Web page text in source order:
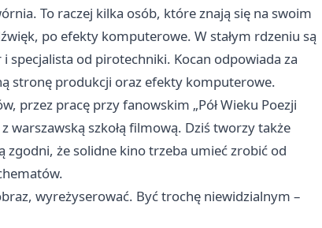
To raczej kilka osób, które znają się na swoim
po efekty komputerowe. W stałym rdzeniu są
od pirotechniki. Kocan odpowiada za
stronę produkcji oraz efekty komputerowe.
przez pracę przy fanowskim „Pół Wieku Poezji
warszawską szkołą filmową. Dziś tworzy także
zgodni, że solidne kino trzeba umieć zrobić od
wyreżyserować. Być trochę niewidzialnym –